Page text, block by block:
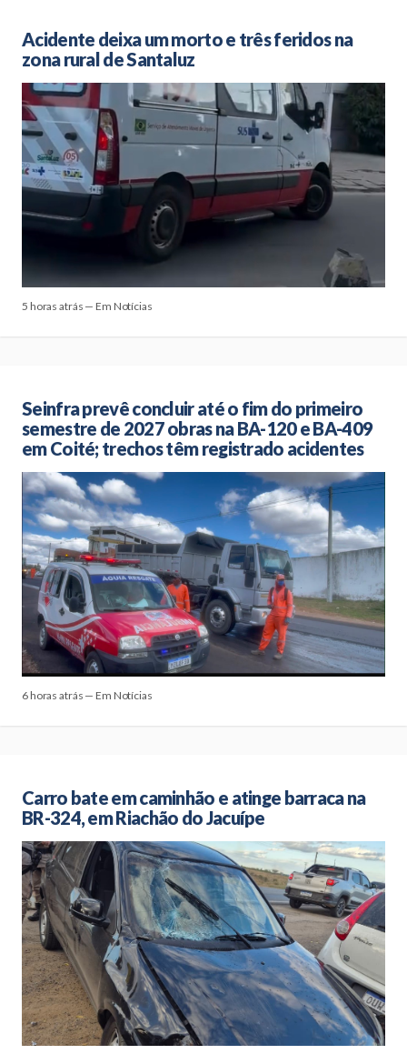
Acidente deixa um morto e três feridos na
zona rural de Santaluz
5 horas atrás — Em Notícias
Seinfra prevê concluir até o fim do primeiro
semestre de 2027 obras na BA-120 e BA-409
em Coité; trechos têm registrado acidentes
6 horas atrás — Em Notícias
Carro bate em caminhão e atinge barraca na
BR-324, em Riachão do Jacuípe